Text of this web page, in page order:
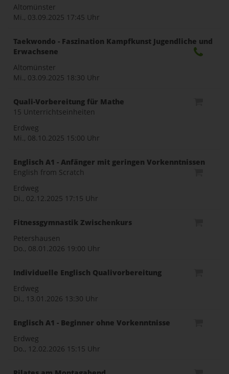
Altomünster
Mi., 03.09.2025 17:45 Uhr
Taekwondo - Faszination Kampfkunst Jugendliche und
Erwachsene
Altomünster
Mi., 03.09.2025 18:30 Uhr
Quali-Vorbereitung für Mathe
15 Unterrichtseinheiten
Erdweg
Mi., 08.10.2025 15:00 Uhr
Englisch A1 - Anfänger mit geringen Vorkenntnissen
English from Scratch
Erdweg
Di., 02.12.2025 17:15 Uhr
Fitnessgymnastik Zwischenkurs
Petershausen
Do., 08.01.2026 19:00 Uhr
Individuelle Englisch Qualivorbereitung
Erdweg
Di., 13.01.2026 13:30 Uhr
Englisch A1 - Beginner ohne Vorkenntnisse
Erdweg
Do., 12.02.2026 15:15 Uhr